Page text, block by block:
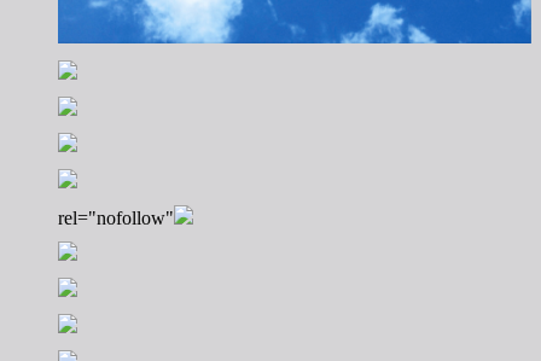
rel="nofollow"